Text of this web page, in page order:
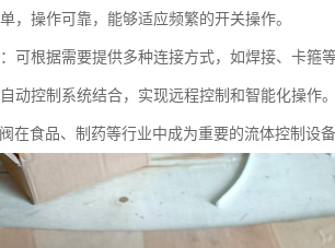
，操作可靠，能够适应频繁的开关操作。
可根据需要提供多种连接方式，如焊接、卡箍
动控制系统结合，实现远程控制和智能化操作。
在食品、制药等行业中成为重要的流体控制设备